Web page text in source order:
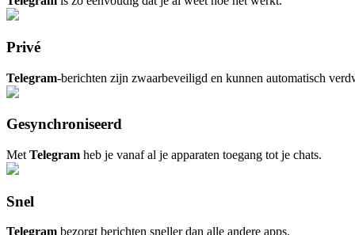
Privé
Telegram-berichten zijn zwaarbeveiligd en kunnen automatisch
Gesynchroniseerd
Met Telegram heb je vanaf al je apparaten toegang tot je chats.
Snel
Telegram bezorgt berichten sneller dan alle andere apps.